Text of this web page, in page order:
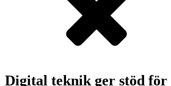
Digital teknik ger stöd